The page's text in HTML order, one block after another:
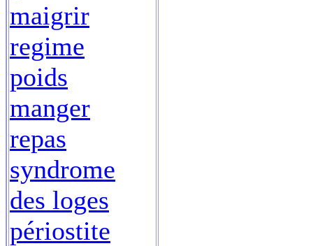
maigrir
regime
poids
manger
repas
syndrome
des loges
périostite